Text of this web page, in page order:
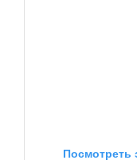
Посмотреть